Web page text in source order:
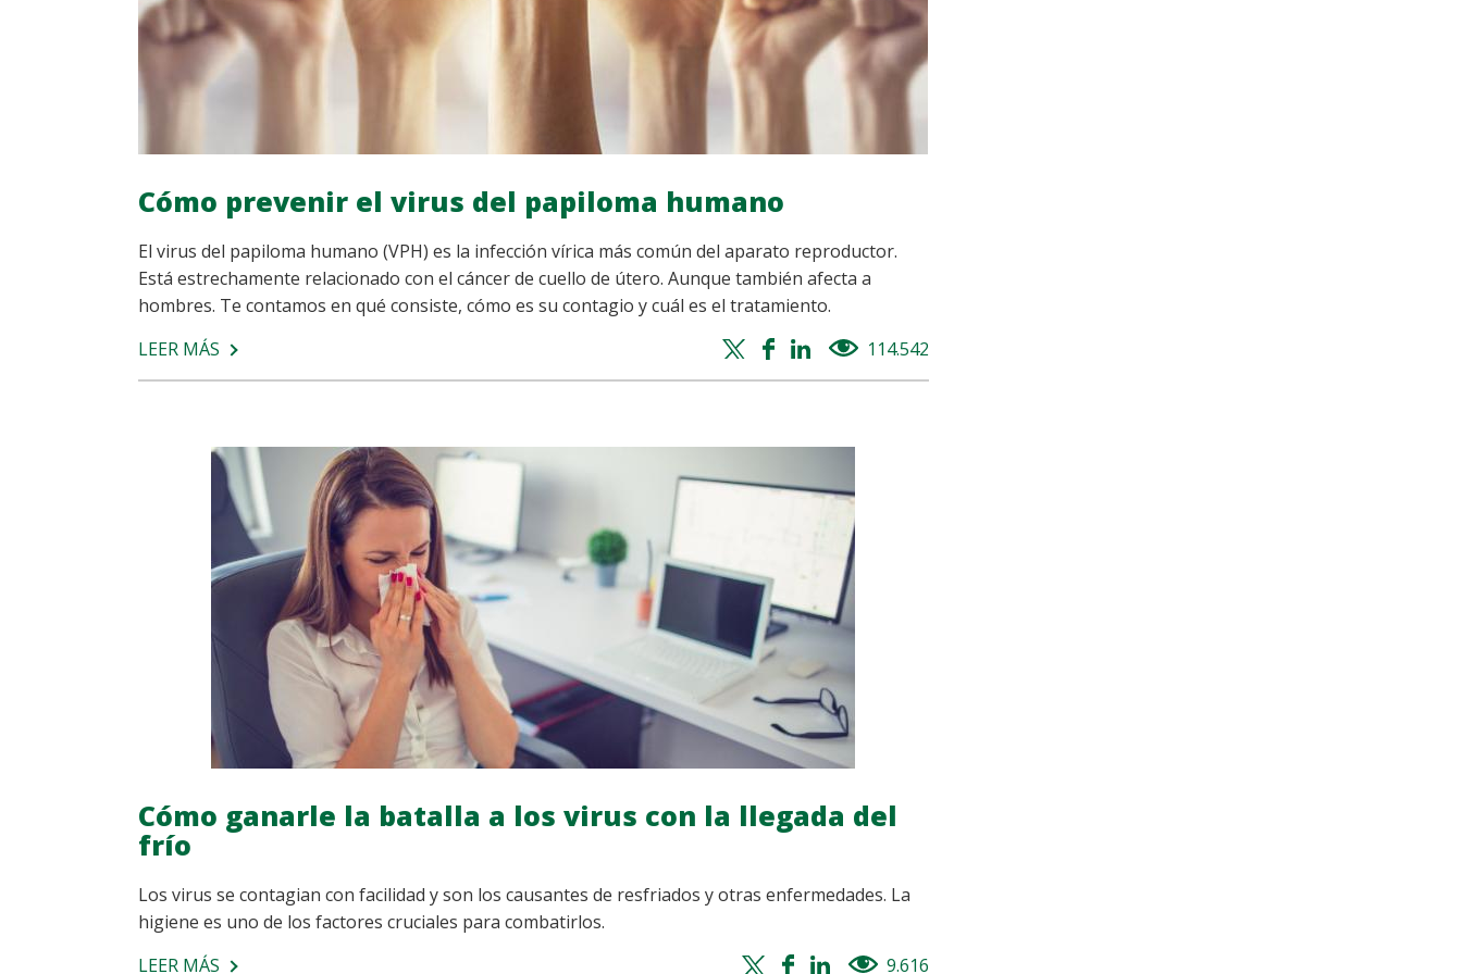
Cómo prevenir el virus del papiloma humano
El virus del papiloma humano (VPH) es la infección vírica más común del aparato reproductor.
Está estrechamente relacionado con el cáncer de cuello de útero. Aunque también afecta a
hombres. Te contamos en qué consiste, cómo es su contagio y cuál es el tratamiento.
LEER MÁS SOBRE
CÓMO
VIRUS
DEL
PAPILOMA
HUMANO
Twitter
share
Facebook
share
Whatsapp
share
Linkedin
share
114.542
Cómo ganarle la batalla a los virus con la llegada del
frío
Los virus se contagian con facilidad y son los causantes de resfriados y otras enfermedades. La
higiene es uno de los factores cruciales para combatirlos.
LEER MÁS SOBRE
TwitterFacebook
WhatsappLinkedin9.616